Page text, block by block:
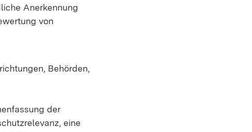
Anerkennung
von
Behörden,
der
eine